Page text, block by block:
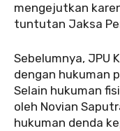
mengejutkan
tuntutan Jaksa
Sebelumnya, JPU
dengan hukuman
Selain hukuman
oleh Novian
hukuman denda